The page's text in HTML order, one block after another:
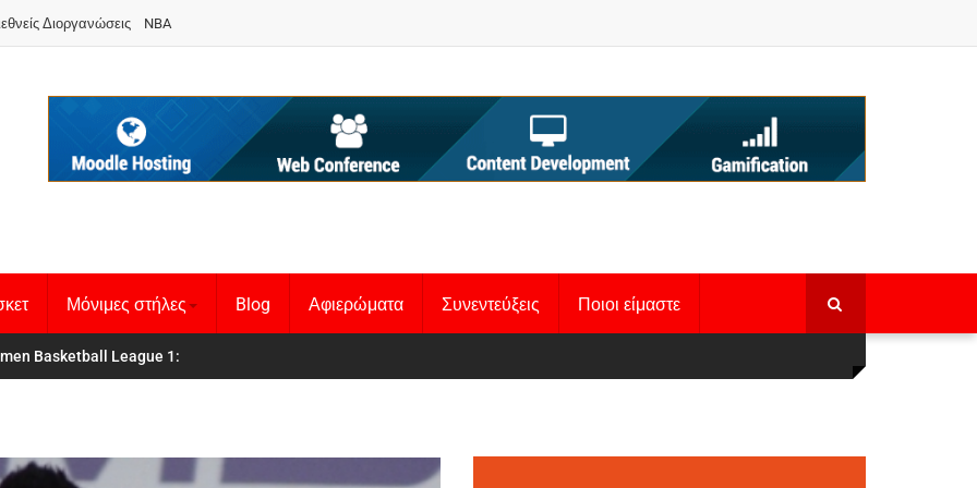
Διοργανώσεις NBA
Μόνιμες στήλες Blog Αφιερώματα Συνεντεύξεις Ποιοι είμαστε
Basketball League 1:
Γυναικών